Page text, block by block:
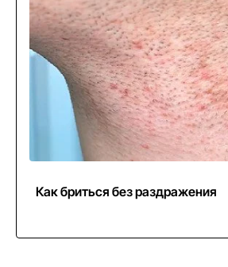
Как бриться без раздражения